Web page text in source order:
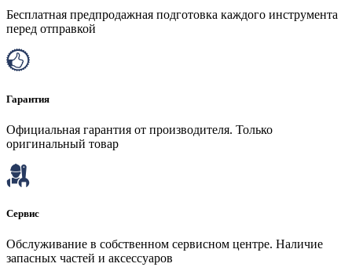
Бесплатная предпродажная подготовка каждого инструмента
перед отправкой
Гарантия
Официальная гарантия от производителя. Только
оригинальный товар
Сервис
Обслуживание в собственном сервисном центре. Наличие
запасных частей и аксессуаров